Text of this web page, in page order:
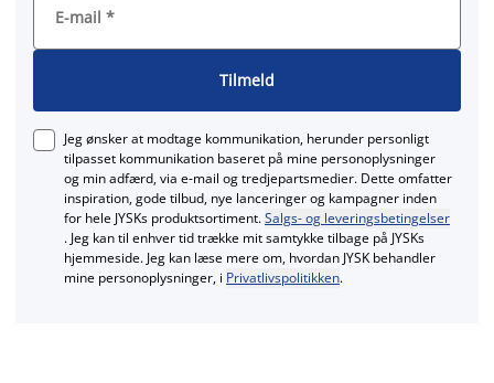
E-mail *
Tilmeld
Jeg ønsker at modtage kommunikation, herunder personligt
tilpasset kommunikation baseret på mine personoplysninger
og min adfærd, via e‑mail og tredjepartsmedier. Dette omfatter
inspiration, gode tilbud, nye lanceringer og kampagner inden
for hele JYSKs produktsortiment.Salgs- og leveringsbetingelser
. Jeg kan til enhver tid trække mit samtykke tilbage på JYSKs
hjemmeside. Jeg kan læse mere om, hvordan JYSK behandler
mine personoplysninger, i Privatlivspolitikken.